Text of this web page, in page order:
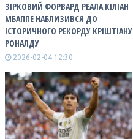
ЗІРКОВИЙ ФОРВАРД РЕАЛА КІЛІАН
МБАППЕ НАБЛИЗИВСЯ ДО
ІСТОРИЧНОГО РЕКОРДУ КРІШТІАНУ
РОНАЛДУ
2026-02-04 12:30